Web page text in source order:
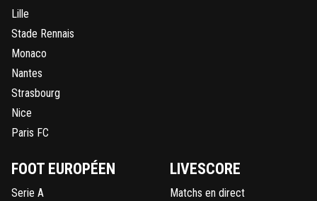
Lille
Stade Rennais
Monaco
Nantes
Strasbourg
Nice
Paris FC
FOOT EUROPÉEN
Serie A
LIVESCORE
Matchs en direct